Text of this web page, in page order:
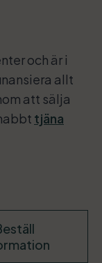
och är i
allt
att sälja
tjäna